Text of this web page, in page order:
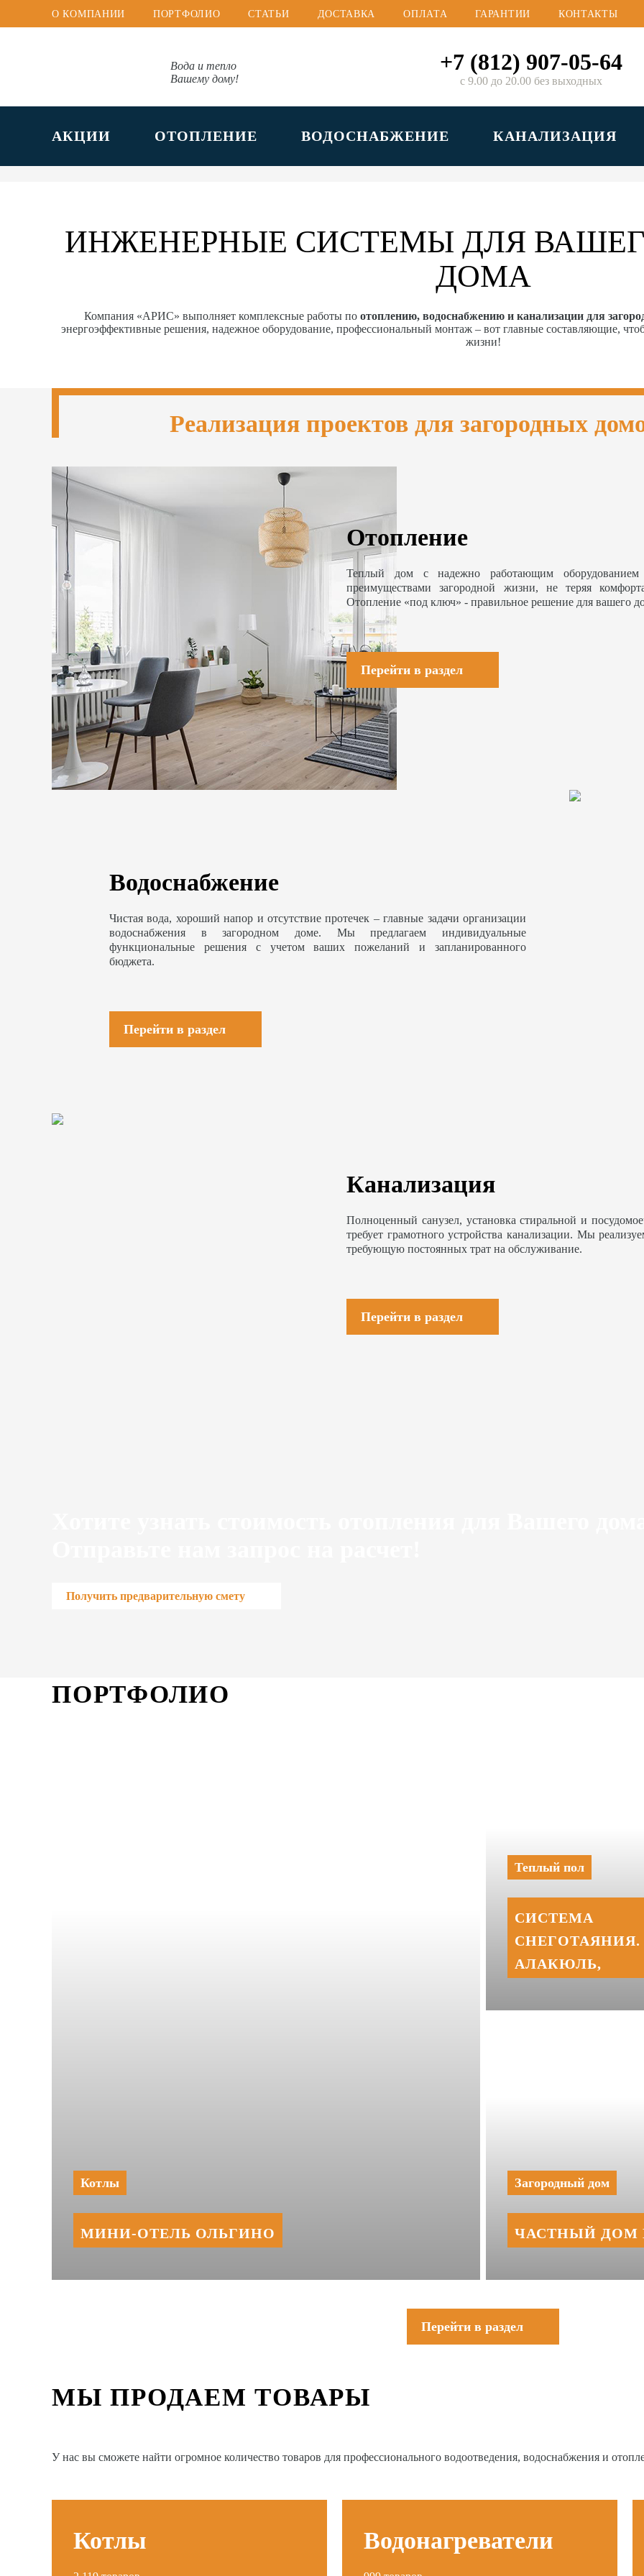
О КОМПАНИИ ПОРТФОЛИО СТАТЬИ ДОСТАВКА ОПЛАТА ГАРАНТИИ КОНТАКТЫ
Вода и тепло
Вашему дому!
+7 (812) 907-05-64
с 9.00 до 20.00 без выходных
АКЦИИ ОТОПЛЕНИЕ ВОДОСНАБЖЕНИЕ КАНАЛИЗАЦИЯ
ИНЖЕНЕРНЫЕ СИСТЕМЫ ДЛЯ
ДОМА
Компания «АРИС» выполняет комплексные работы по отоплению, водоснабжению и канализации для
энергоэффективные решения, надежное оборудование, профессиональный монтаж – вот главные составляющие,
жизни!
Реализация проектов для загородных
Отопление
Теплый дом с надежно работающим оборудованием
преимуществами загородной жизни, не теряя
Отопление «под ключ» - правильное решение для вашего
Перейти в раздел
Водоснабжение
Чистая вода, хороший напор и отсутствие протечек – главные задачи организации
водоснабжения в загородном доме. Мы предлагаем индивидуальные
функциональные решения с учетом ваших пожеланий и запланированного
бюджета.
Перейти в раздел
Канализация
Полноценный санузел, установка стиральной и
требует грамотного устройства канализации. Мы
требующую постоянных трат на обслуживание.
Перейти в раздел
Получить предварительную смету
ПОРТФОЛИО
Котлы
МИНИ‑‏ОТЕЛЬ ОЛЬГИНО
Теплый пол
СИСТЕМА
СНЕГОТАЯНИЯ.
АЛАКЮЛЬ,
Загородный дом
ЧАСТНЫЙ ДОМ
Перейти в раздел
МЫ ПРОДАЕМ ТОВАРЫ
У нас вы сможете найти огромное количество товаров для профессионального водоотведения, водоснабжения и
Котлы Водонагреватели